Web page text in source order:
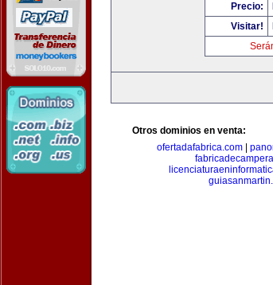
Precio:
Visitar!
Otros dominios en venta:
ofertadafabrica.com|